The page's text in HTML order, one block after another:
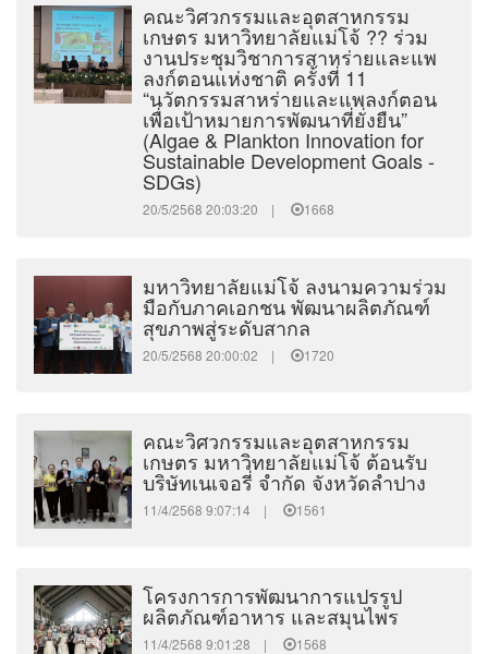
คณะวิศวกรรมและอุตสาหกรรม
เกษตร มหาวิทยาลัยแม่โจ้ ?? ร่วม
งานประชุมวิชาการสาหร่ายและแพ
ลงก์ตอนแห่งชาติ ครั้งที่ 11
“นวัตกรรมสาหร่ายและแพลงก์ตอน
เพื่อเป้าหมายการพัฒนาที่ยั่งยืน”
(Algae & Plankton Innovation for
Sustainable Development Goals -
SDGs)
20/5/2568 20:03:20 | 1668
มหาวิทยาลัยแม่โจ้ ลงนามความร่วม
มือกับภาคเอกชน พัฒนาผลิตภัณฑ์
สุขภาพสู่ระดับสากล
20/5/2568 20:00:02 | 1720
คณะวิศวกรรมและอุตสาหกรรม
เกษตร มหาวิทยาลัยแม่โจ้ ต้อนรับ
บริษัทเนเจอรี่ จำกัด จังหวัดลำปาง
11/4/2568 9:07:14 | 1561
โครงการการพัฒนาการแปรรูป
ผลิตภัณฑ์อาหาร และสมุนไพร
11/4/2568 9:01:28 | 1568